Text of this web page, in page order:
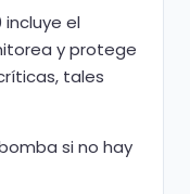
incluye el
y protege
tales
si no hay